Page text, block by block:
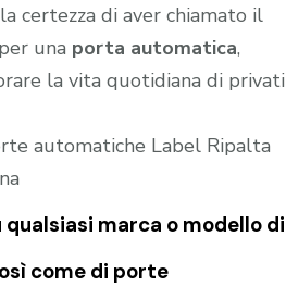
certezza di aver chiamato il
una porta automatica,
la vita quotidiana di privati
marca o modello di
come di porte